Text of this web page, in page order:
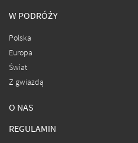
W PODRÓŻY
Polska
Europa
Świat
Z gwiazdą
O NAS
REGULAMIN